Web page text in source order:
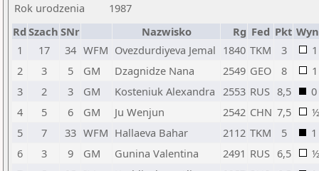
Rok urodzenia
1987
Rd Szach SNr Nazwisko Rg Fed Pkt
1
17 34 WFM Ovezdurdiyeva Jemal 1840 TKM 3
1
2
3 5 GM Dzagnidze Nana 2549 GEO 8
1
3
2 3 GM Kosteniuk Alexandra 2553 RUS 8,5
0
4
5 6 GM Ju Wenjun 2542 CHN 7,5
½
5
7 33 WFM Hallaeva Bahar 2112 TKM 5
1
6
3 9 GM Gunina Valentina 2491 RUS 6,5
½